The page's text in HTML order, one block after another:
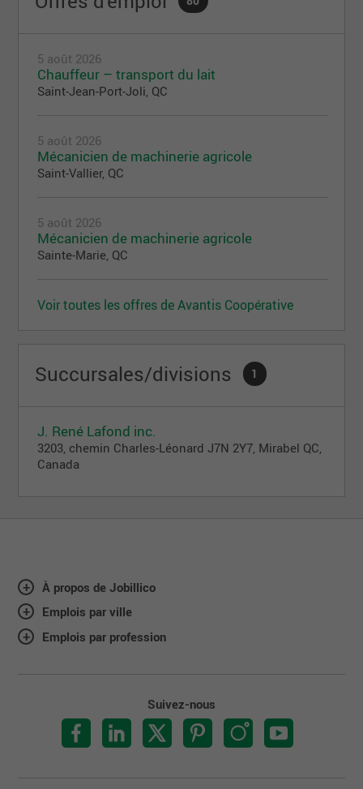
5 août 2026
Chauffeur – transport du lait
Saint-Jean-Port-Joli, QC
5 août 2026
Mécanicien de machinerie agricole
Saint-Vallier, QC
5 août 2026
Mécanicien de machinerie agricole
Sainte-Marie, QC
Voir toutes les offres de Avantis Coopérative
Succursales/divisions 1
J. René Lafond inc.
3203, chemin Charles-Léonard J7N 2Y7, Mirabel QC,
Canada
À propos de Jobillico
Emplois par ville
Emplois par profession
Suivez-nous